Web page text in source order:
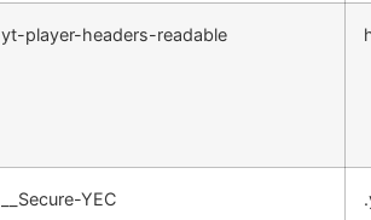
yt-player-headers-readable
__Secure-YEC